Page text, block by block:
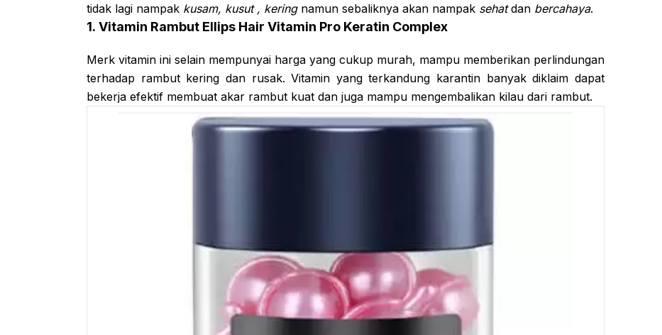
tidak lagi nampak kusam, kusut , keringnamun sebaliknya akan nampak sehatdan bercahaya.
1. Vitamin Rambut Ellips Hair Vitamin Pro Keratin Complex
Merk vitamin ini selain mempunyai harga yang cukup murah, mampu memberikan perlindungan
terhadap rambut kering dan rusak. Vitamin yang terkandung karantin banyak diklaim dapat
bekerja efektif membuat akar rambut kuat dan juga mampu mengembalikan kilau dari rambut.